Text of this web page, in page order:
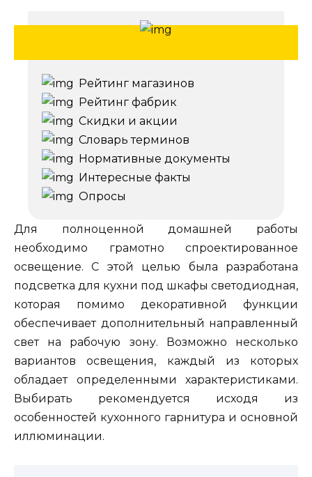
Рейтинг магазинов
Рейтинг фабрик
Скидки и акции
Словарь терминов
Нормативные документы
Интересные факты
Опросы
Для полноценной домашней работы
необходимо грамотно спроектированное
освещение. С этой целью была разработана
подсветка для кухни под шкафы светодиодная,
которая помимо декоративной функции
обеспечивает дополнительный направленный
свет на рабочую зону. Возможно несколько
вариантов освещения, каждый из которых
обладает определенными характеристиками.
Выбирать рекомендуется исходя из
особенностей кухонного гарнитура и основной
иллюминации.